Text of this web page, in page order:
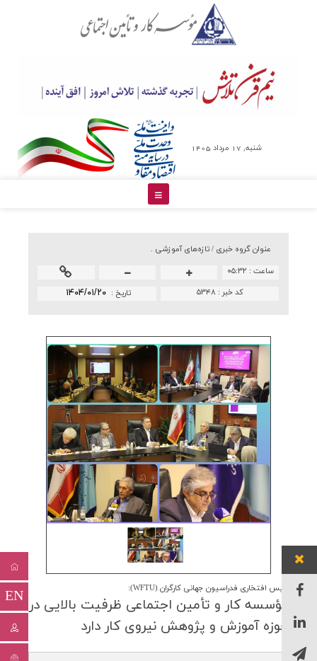
شنبه, 17 مرداد 1405
EN
عنوان گروه خبري /تازه‌های آموزشی .
ساعت : ۰۵:۳۲
تاريخ : ۱۴۰۴/۰۱/۲۰ کد خبر :۵۳۴۸
رئیس افتخاری فدراسیون جهانی کارگران (WFTU):
مؤسسه كار و تأمین اجتماعی ظرفیت بالایی در
حوزه آموزش و پژوهش نیروی كار دارد